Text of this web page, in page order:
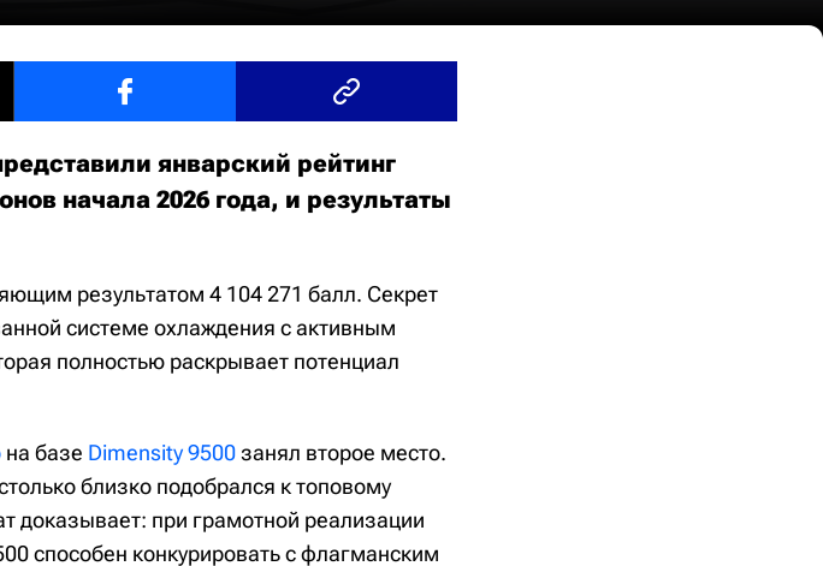
январский рейтинг
начала 2026 года, и результаты
результатом 4 104 271 балл. Секрет
системе охлаждения с активным
полностью раскрывает потенциал
на базе Dimensity 9500занял второе место.
близко подобрался к топовому
доказывает: при грамотной реализации
способен конкурировать с флагманским